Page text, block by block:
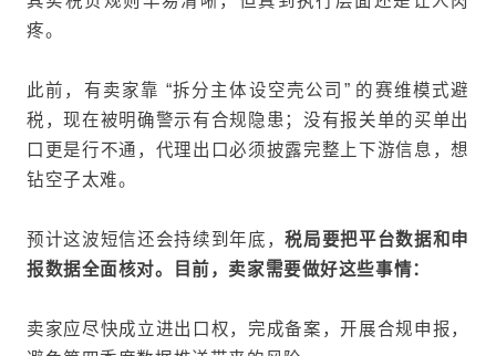
疼。
此前，有卖家靠 “拆分主体设空壳公司” 的赛维模式避
税，现在被明确警示有合规隐患；没有报关单的买单出
口更是行不通， 代理出口必须披露完整上下游信息，想
钻空子太难。
预计这波短信还会持续到年底，税局要把平台数据和申
报数据全面核对。目前，卖家需要做好这些事情：
卖家应尽快成立进出口权，完成备案，开展合规申报，